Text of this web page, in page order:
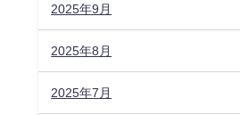
2025年9月
2025年8月
2025年7月